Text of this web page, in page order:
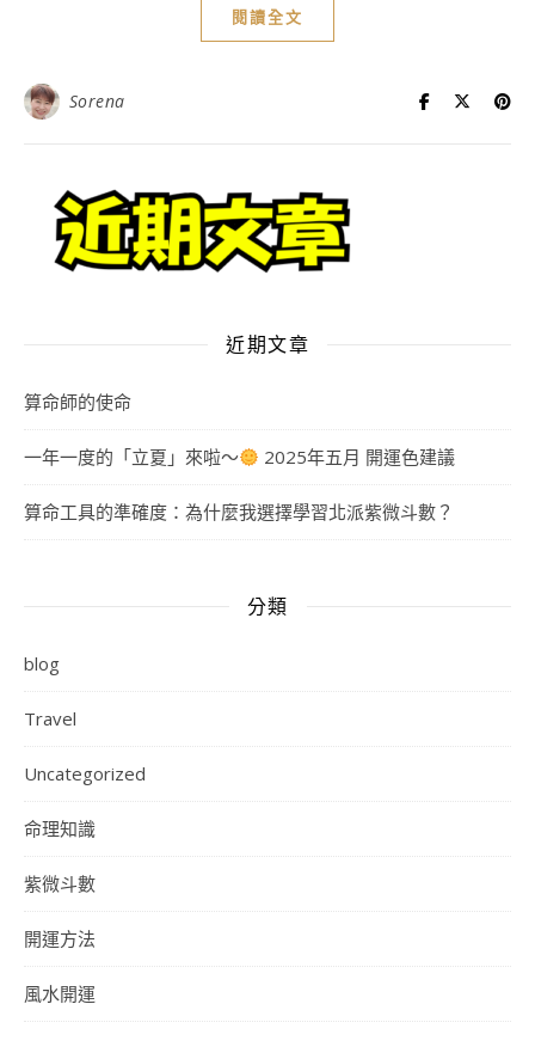
閱讀全文
Sorena
近期文章
算命師的使命
一年一度的「立夏」來啦～ 2025年五月 開運色建議
算命工具的準確度：為什麼我選擇學習北派紫微斗數？
分類
blog
Travel
Uncategorized
命理知識
紫微斗數
開運方法
風水開運